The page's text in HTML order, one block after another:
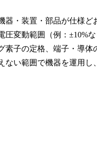
器・装置・部品が仕様ど
圧変動範囲（例：±10%
素子の定格、端子・導
ない範囲で機器を運用し